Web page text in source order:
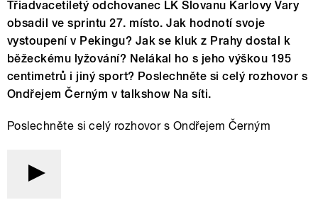
Třiadvacetiletý odchovanec LK Slovanu Karlovy Vary
obsadil ve sprintu 27. místo. Jak hodnotí svoje
vystoupení v Pekingu? Jak se kluk z Prahy dostal k
běžeckému lyžování? Nelákal ho s jeho výškou 195
centimetrů i jiný sport? Poslechněte si celý rozhovor s
Ondřejem Černým v talkshow Na síti.
Poslechněte si celý rozhovor s Ondřejem Černým